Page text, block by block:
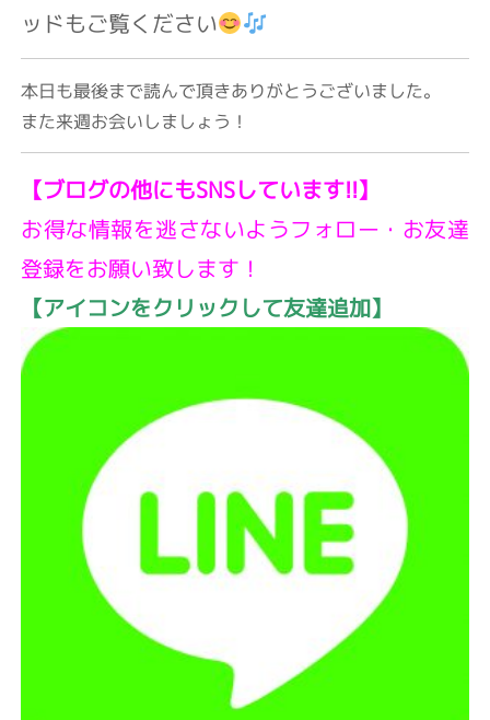
ッドもご覧ください
本日も最後まで読んで頂きありがとうございました。
また来週お会いしましょう！
【ブログの他にもSNSしています!!】
お得な情報を逃さないようフォロー・お友達
登録をお願い致します！
【アイコンをクリックして友達追加】